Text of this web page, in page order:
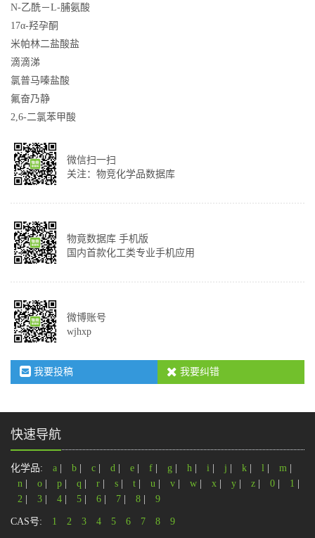
N-乙酰－L-脯氨酸
17α-羟孕酮
米帕林二盐酸盐
滴滴涕
氯普马嗪盐酸
氟奋乃静
2,6-二氯苯甲酸
微信扫一扫
关注：物竞化学品数据库
物竟数据库 手机版
国内首款化工类专业手机应用
微博账号
wjhxp
我要投稿 我要纠错
快速导航
化学品: a b c d e f g h i j k l m
n
o p q r s t u v w x y z 0 1
2
3 4 5 6 7 8 9
CAS号: 1 2 3 4 5 6 7 8 9